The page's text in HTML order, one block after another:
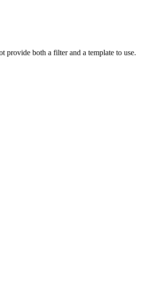
provide both a filter and a template to use.